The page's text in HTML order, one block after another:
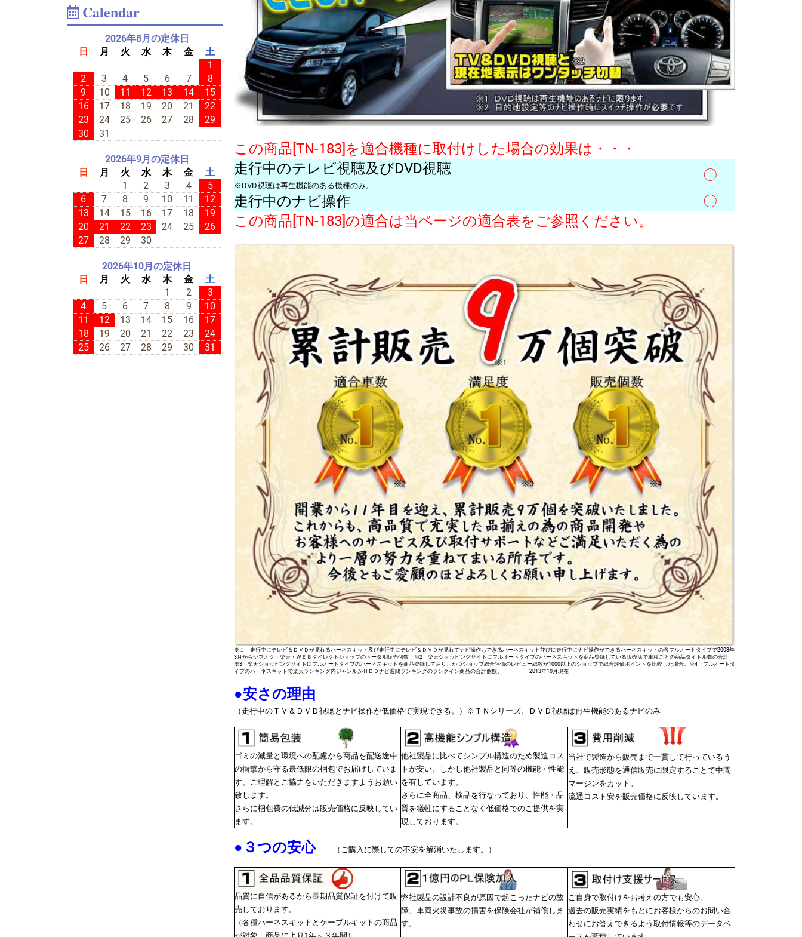
Calendar
2026年8月の定休日
日
月 火 水 木 金
土
1
2
3 4 5 6 7
8
9
10 11 12 13 14
15
16
17 18 19 20 21
22
23
24 25 26 27 28
29
30
31
2026年9月の定休日
日
月 火 水 木 金
土
1
2 3 4
5
6
7 8 9 10 11
12
13
14 15 16 17 18
19
20
21 22 23 24 25
26
27
28 29 30
2026年10月の定休日
日
月 火 水 木 金
土
1
2
3
4
5 6 7 8 9
10
11
12 13 14 15 16
17
18
19 20 21 22 23
24
25
26 27 28 29 30 31
この商品[TN-183]を適合機種に取付けした場合の効果は・・・
走行中のテレビ視聴及びDVD視聴
※DVD視聴は再生機能のある機種のみ。
〇
走行中のナビ操作
〇
この商品[TN-183]の適合は当ページの適合表をご参照ください。
※１ 走行中にテレビ＆ＤＶＤが見れるハーネスキット及び走行中にテレビ＆ＤＶＤが見れてナビ操作もできるハーネスキット並びに走行中にナビ操作ができるハーネスキットの各フルオートタイプで2003年
3月からヤフオク・楽天・ＷＥＢダイレクトショップのトータル販売個数 ※2 楽天ショッピングサイトにフルオートタイプのハーネスキットを商品登録している販売店で車種ごとの商品タイトル数の合計
※3 楽天ショッピングサイトにフルオートタイプのハーネスキットを商品登録しており、かつショップ総合評価のレビュー総数が1000以上のショップで総合評価ポイントを比較した場合。※4 フルオートタ
イプのハーネスキットで楽天ランキング内ジャンルがＨＤＤナビ週間ランキングのランクイン商品の合計個数。 2013年10月現在
●安さの理由
（走行中のＴＶ＆ＤＶＤ視聴とナビ操作が低価格で実現できる。）※ＴＮシリーズ。ＤＶＤ視聴は再生機能のあるナビのみ
ゴミの減量と環境への配慮から商品を配送途中
の衝撃から守る最低限の梱包でお届けしていま
す。ご理解とご協力をいただきますようお願い
致します。
さらに梱包費の低減分は販売価格に反映してい
ます。
他社製品に比べてシンプル構造のため製造コス
トが安い。しかし他社製品と同等の機能・性能
を有しています。
さらに全商品、検品を行なっており、性能・品
質を犠牲にすることなく低価格でのご提供を実
現しております。
当社で製造から販売まで一貫して行っているう
え、販売形態を通信販売に限定することで中間
マージンをカット。
流通コスト安を販売価格に反映しています。
● ３つの安心 （ご購入に際しての不安を解消いたします。）
品質に自信があるから長期品質保証を付けて販
売しております。
（各種ハーネスキットとケーブルキットの商品
弊社製品の設計不良が原因で起こったナビの故
障、車両火災事故の損害を保険会社が補償しま
す。
ご自身で取付けをお考えの方でも安心。
過去の販売実績をもとにお客様からのお問い合
わせにお答えできるよう取付情報等のデータベ